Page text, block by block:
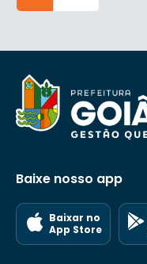
Baixe nosso app
Baixar no
App Store